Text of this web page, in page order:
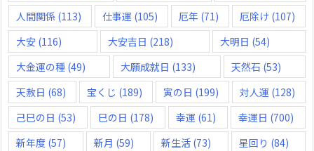
人間関係 (113) 仕事運 (105) 厄年 (71) 厄除け (107)
大安 (116) 大安吉日 (218) 大明日 (54)
大金運の種 (49) 大願成就日 (133) 天然石 (53)
天赦日 (68) 宝くじ (189) 寅の日 (199) 対人運 (128)
己巳の日 (53) 巳の日 (178) 幸運 (61) 幸運日 (700)
新年度 (57) 新月 (59) 新生活 (73) 星回り (84)